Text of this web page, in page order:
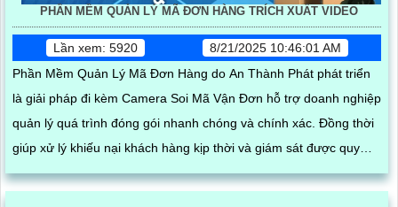
PHẦN MỀM QUẢN LÝ MÃ ĐƠN HÀNG TRÍCH XUẤT VIDEO
Lần xem: 5920
8/21/2025 10:46:01 AM
Phần Mềm Quản Lý Mã Đơn Hàng do An Thành Phát phát triển
là giải pháp đi kèm Camera Soi Mã Vận Đơn hỗ trợ doanh nghiệp
quản lý quá trình đóng gói nhanh chóng và chính xác. Đồng thời
giúp xử lý khiếu nại khách hàng kịp thời và giám sát được quy
trình đóng hàng của nhân viên phần mềm hoạt động mượt mà